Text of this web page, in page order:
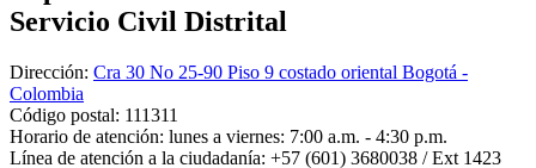
Servicio Civil Distrital
Dirección: Cra 30 No 25-90 Piso 9 costado oriental Bogotá -
Colombia
Código postal: 111311
Horario de atención: lunes a viernes: 7:00 a.m. - 4:30 p.m.
Línea de atención a la ciudadanía: +57 (601) 3680038 / Ext 1423